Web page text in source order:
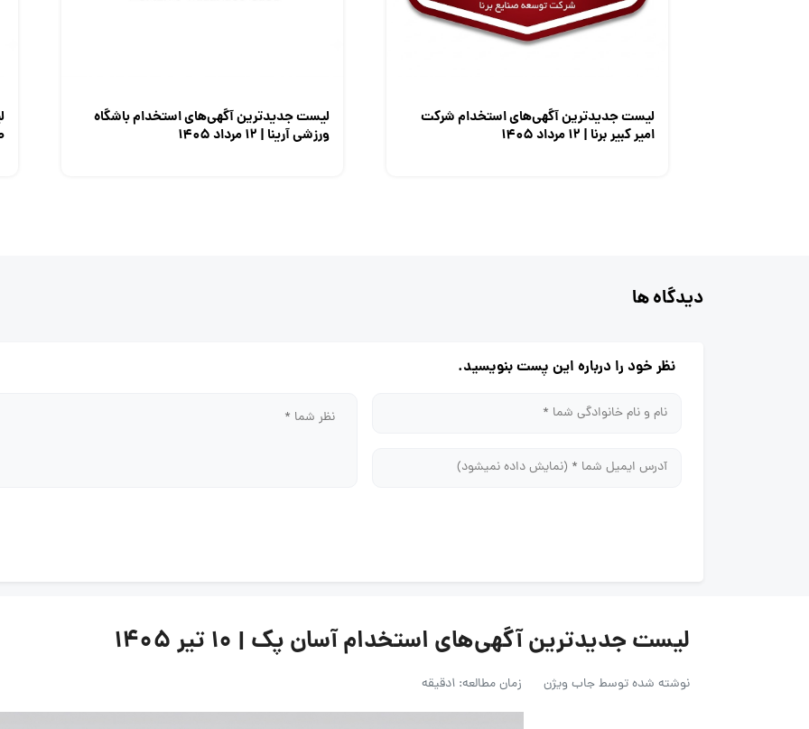
لیست جدیدترین آگهی‌های استخدام شرکت
امیر کبیر برنا | ۱۲ مرداد ۱۴۰۵
لیست جدیدترین آگهی‌های استخدام باشگاه
ورزشی آرینا | ۱۲ مرداد ۱۴۰۵
دیدگاه ها
نظر خود را درباره این پست بنویسید.
لیست جدیدترین آگهی‌های استخدام آسان پک | ۱۰ تیر ۱۴۰۵
نوشته شده توسطجاب ویژن زمان مطالعه: 1دقیقه